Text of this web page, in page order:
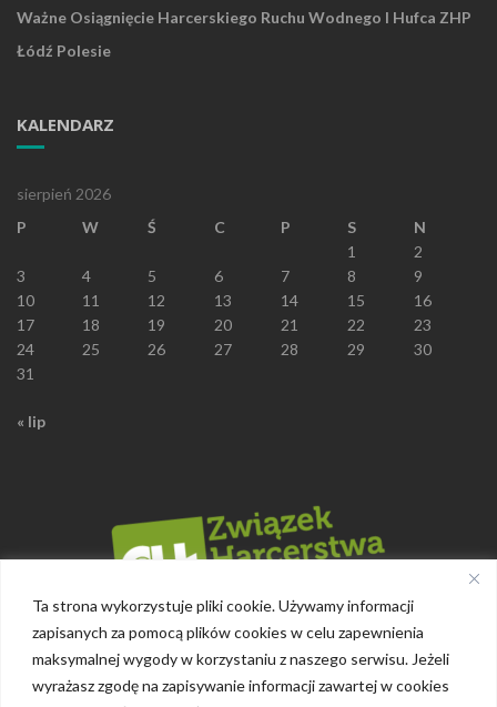
Ta strona wykorzystuje pliki cookie. Używamy informacji
zapisanych za pomocą plików cookies w celu zapewnienia
maksymalnej wygody w korzystaniu z naszego serwisu. Jeżeli
wyrażasz zgodę na zapisywanie informacji zawartej w cookies
Ważne Osiągnięcie Harcerskiego Ruchu Wodnego I Hufca ZHP
Łódź Polesie
KALENDARZ
sierpień 2026
P
W Ś C P S
N
1
2
3
4 5 6 7 8
9
10
11 12 13 14 15
16
17
18 19 20 21 22
23
24
25 26 27 28 29
30
31
« lip